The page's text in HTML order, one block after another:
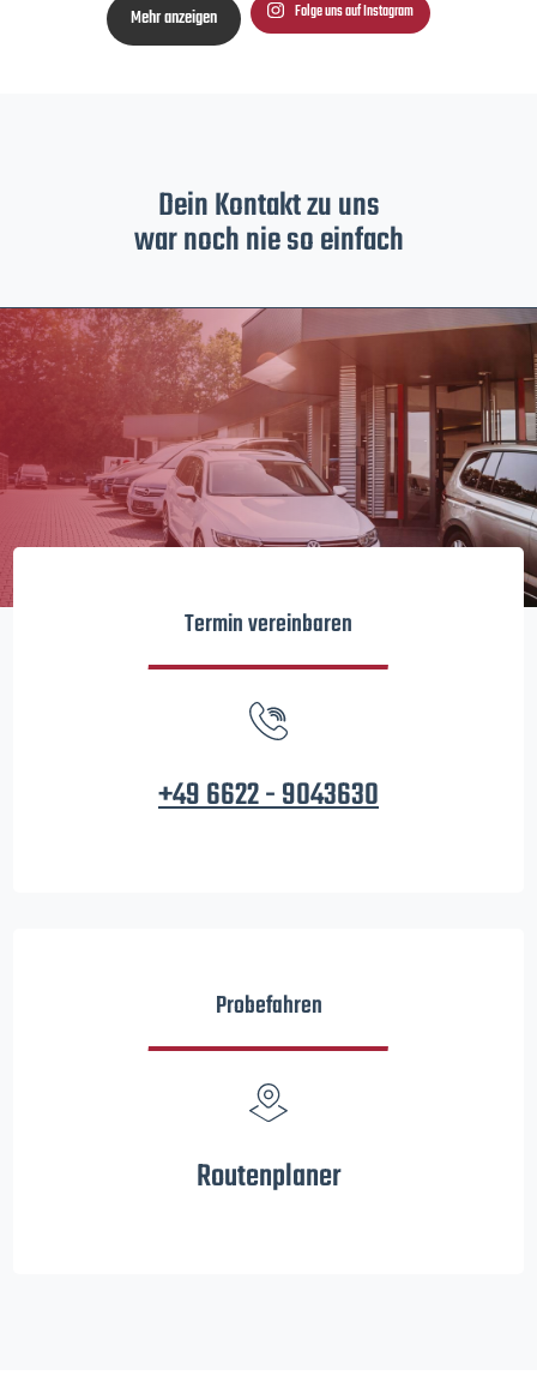
Mehr anzeigen Folge uns auf Instagram
Dein Kontakt zu uns
war noch nie so einfach
Termin vereinbaren
+49 6622 - 9043630
Probefahren
Routenplaner